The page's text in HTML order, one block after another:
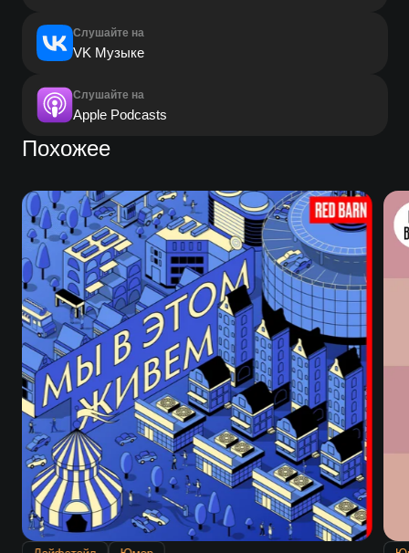
Слушайте на
VK Музыке
Слушайте на
Apple Podcasts
Похожее